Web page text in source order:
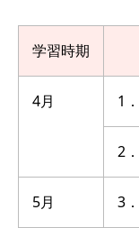
学習時期
4月 1．
2．
5月 3．